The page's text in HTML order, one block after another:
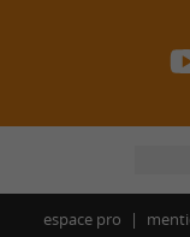
espace pro